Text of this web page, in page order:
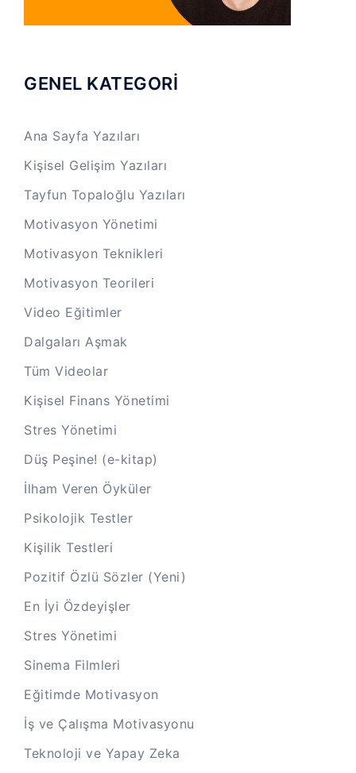
GENEL KATEGORİ
Ana Sayfa Yazıları
Kişisel Gelişim Yazıları
Tayfun Topaloğlu Yazıları
Motivasyon Yönetimi
Motivasyon Teknikleri
Motivasyon Teorileri
Video Eğitimler
Dalgaları Aşmak
Tüm Videolar
Kişisel Finans Yönetimi
Stres Yönetimi
Düş Peşine! (e-kitap)
İlham Veren Öyküler
Psikolojik Testler
Kişilik Testleri
Pozitif Özlü Sözler (Yeni)
En İyi Özdeyişler
Stres Yönetimi
Sinema Filmleri
Eğitimde Motivasyon
İş ve Çalışma Motivasyonu
Teknoloji ve Yapay Zeka